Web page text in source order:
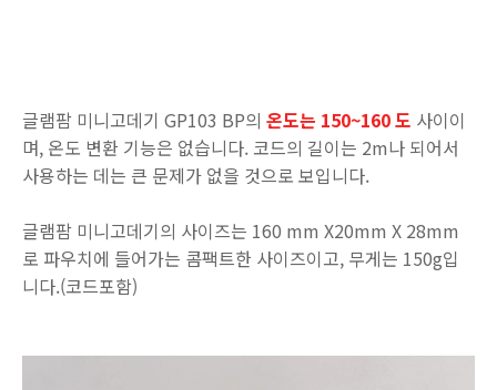
글램팜 미니고데기 GP103 BP의 온도는 150~160 도 사이이
며, 온도 변환 기능은 없습니다. 코드의 길이는 2m나 되어서
사용하는 데는 큰 문제가 없을 것으로 보입니다.
글램팜 미니고데기의 사이즈는 160 mm X20mm X 28mm
로 파우치에 들어가는 콤팩트한 사이즈이고, 무게는 150g입
니다.(코드포함)